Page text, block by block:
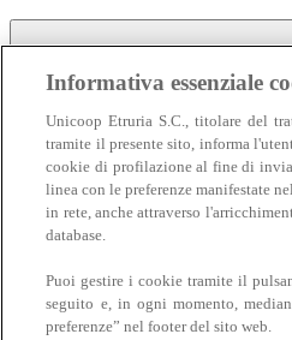
Carne
Informativa essenziale
Unicoop Etruria S.C., titolare del
tramite il presente sito, informa
cookie di profilazione al fine di
linea con le preferenze manifestate
in rete, anche attraverso
database.
Puoi gestire i cookie tramite il
seguito e, in ogni momento,
preferenze” nel footer del sito web.